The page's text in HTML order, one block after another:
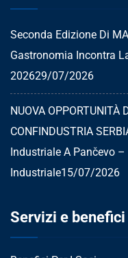
Seconda Edizione Di
Gastronomia Incontra
202629/07/2026
NUOVA OPPORTUNITÀ
CONFINDUSTRIA
Industriale A Pančevo
Industriale15/07/2026
Servizi e benefici